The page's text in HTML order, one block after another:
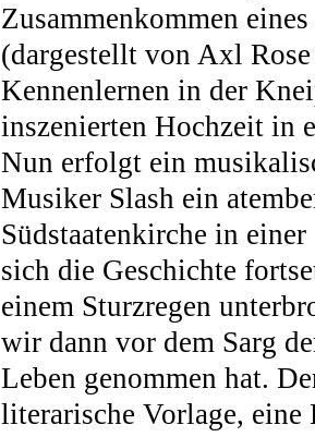
Zusammenkommen
(dargestellt von Axl
Kennenlernen in der
inszenierten Hochzeit in
Nun erfolgt ein
Musiker Slash ein
Südstaatenkirche in
sich die Geschichte
einem Sturzregen
wir dann vor dem Sarg
Leben genommen hat.
literarische Vorlage,